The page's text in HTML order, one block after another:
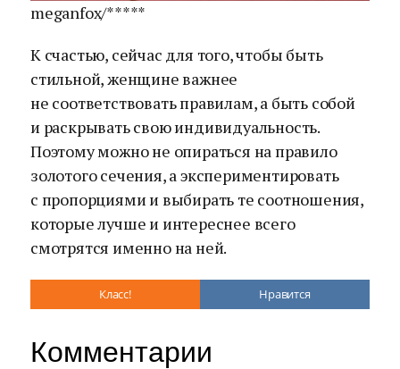
meganfox/*****
К счастью, сейчас для того, чтобы быть
стильной, женщине важнее
не соответствовать правилам, а быть собой
и раскрывать свою индивидуальность.
Поэтому можно не опираться на правило
золотого сечения, а экспериментировать
с пропорциями и выбирать те соотношения,
которые лучше и интереснее всего
смотрятся именно на ней.
Класс! Нравится
Комментарии